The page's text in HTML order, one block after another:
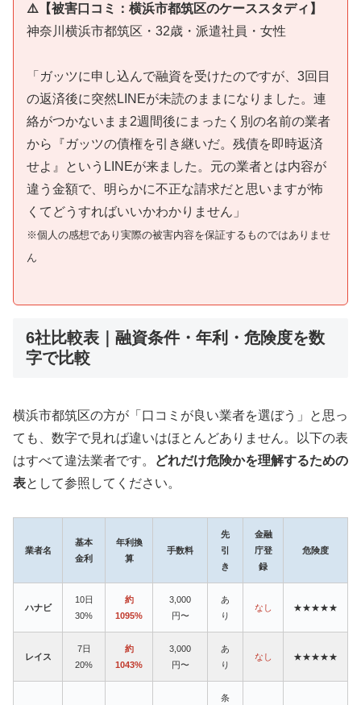
⚠️【被害口コミ：横浜市都筑区のケーススタディ】
神奈川横浜市都筑区・32歳・派遣社員・女性
「ガッツに申し込んで融資を受けたのですが、3回目
の返済後に突然LINEが未読のままになりました。連
絡がつかないまま2週間後にまったく別の名前の業者
から『ガッツの債権を引き継いだ。残債を即時返済
せよ』というLINEが来ました。元の業者とは内容が
違う金額で、明らかに不正な請求だと思いますが怖
くてどうすればいいかわかりません」
※個人の感想であり実際の被害内容を保証するものではありませ
ん
6社比較表｜融資条件・年利・危険度を数
字で比較
横浜市都筑区の方が「口コミが良い業者を選ぼう」と思っ
ても、数字で見れば違いはほとんどありません。以下の表
はすべて違法業者です。
どれだけ危険かを理解するための
表として参照してください。
業者名
基本
金利
年利換
算
手数料
先
引
き
金融
庁登
録
危険度
ハナビ
10日
30%
約
1095%
3,000
円〜
あ
り
なし ★★★★★
レイス
7日
20%
約
1043%
3,000
円〜
あ
り
なし ★★★★★
条